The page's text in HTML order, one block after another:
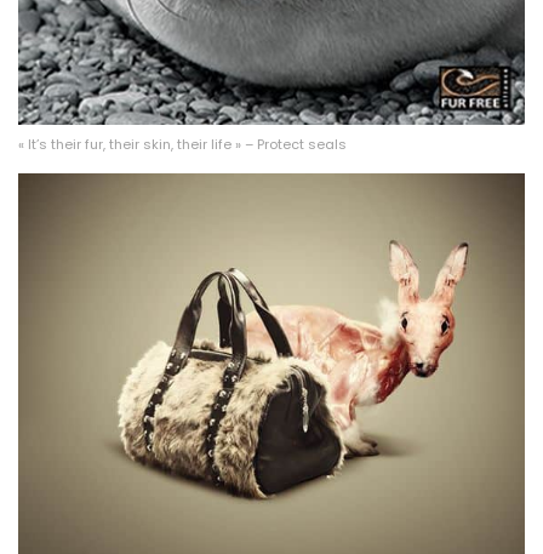
« It’s their fur, their skin, their life » – Protect seals